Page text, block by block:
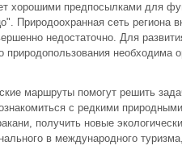
хорошими предпосылками для
Природоохранная сеть региона
недостаточно. Для
природопользования необходима
маршруты помогут решить
с редкими
получить новые
в международного